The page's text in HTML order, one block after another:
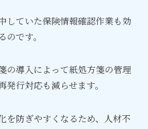
していた保険情報確認作業も効
です。
の導入によって紙処方箋の管理
発行対応も減らせます。
を防ぎやすくなるため、人材不